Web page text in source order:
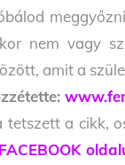
nem vagy
amit a
tetszett a cikk,
FACEBOOK